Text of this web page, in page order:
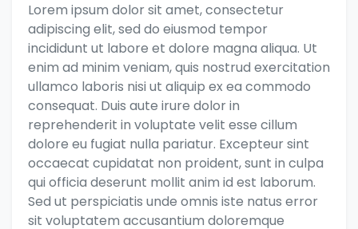
Lorem ipsum dolor sit amet, consectetur
adipiscing elit, sed do eiusmod tempor
incididunt ut labore et dolore magna aliqua. Ut
enim ad minim veniam, quis nostrud exercitation
ullamco laboris nisi ut aliquip ex ea commodo
consequat. Duis aute irure dolor in
reprehenderit in voluptate velit esse cillum
dolore eu fugiat nulla pariatur. Excepteur sint
occaecat cupidatat non proident, sunt in culpa
qui officia deserunt mollit anim id est laborum.
Sed ut perspiciatis unde omnis iste natus error
sit voluptatem accusantium doloremque